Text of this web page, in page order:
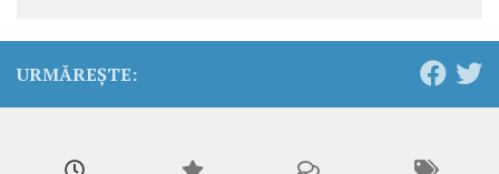
URMĂREȘTE: